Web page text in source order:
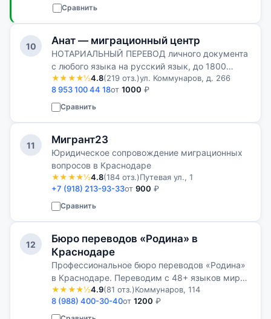
Сравнить
10 Анат — миграционный центр
НОТАРИАЛЬНЫЙ ПЕРЕВОД личного документа
с любого языка на русский язык, до 1800
знаков.
★★★★½4.8(219 отз.)ул. Коммунаров, д. 266
8 953 100 44 18от 1000 ₽
Сравнить
11 Мигрант23
Юридическое сопровождение миграционных
вопросов в Краснодаре
★★★★½4.8(184 отз.)Путевая ул., 1
+7 (918) 213-93-33от 900 ₽
Сравнить
12
Бюро переводов «Родина» в
Краснодаре
Профессиональное бюро переводов «Родина»
в Краснодаре. Переводим с 48+ языков мира.
Работаем с юридическими и физическими
лицами.
★★★★½4.9(81 отз.)Коммунаров, 114
8 (988) 400-30-40от 1200 ₽